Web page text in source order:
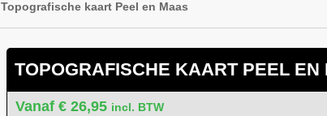
Topografische kaart Peel en Maas
TOPOGRAFISCHE KAART PEEL EN
€ 26,95 incl. BTW